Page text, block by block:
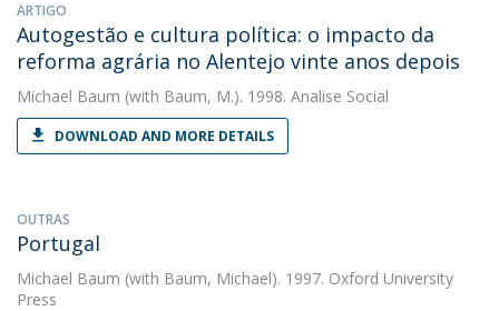
ARTIGO
Autogestão e cultura política: o impacto da
reforma agrária no Alentejo vinte anos depois
Michael Baum (with Baum, M.). 1998. Analise Social
DOWNLOAD AND MORE DETAILS
OUTRAS
Portugal
Michael Baum (with Baum, Michael). 1997. Oxford University
Press